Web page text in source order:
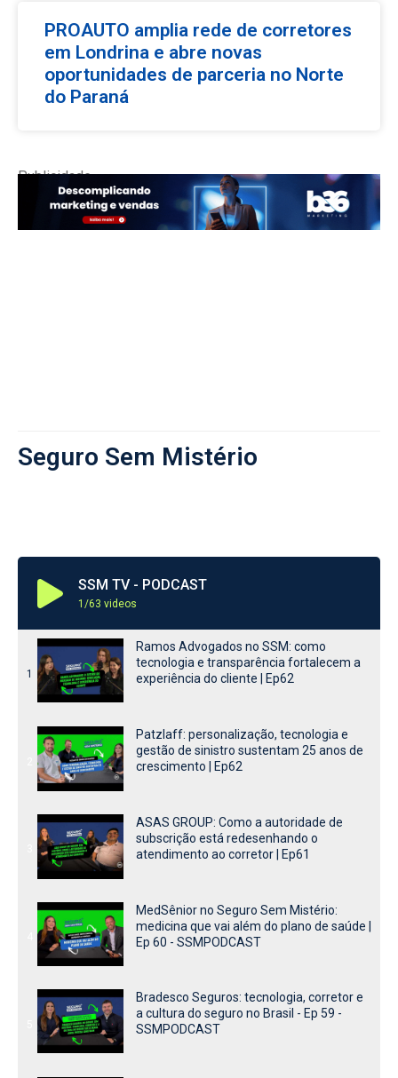
PROAUTO amplia rede de corretores
em Londrina e abre novas
oportunidades de parceria no Norte
do Paraná
Publicidade
Seguro Sem Mistério
SSM TV - PODCAST
1 /63 videos
1
Ramos Advogados no SSM: como
tecnologia e transparência fortalecem a
experiência do cliente | Ep62
Patzlaff: personalização, tecnologia e
gestão de sinistro sustentam 25 anos de
crescimento | Ep62
ASAS GROUP: Como a autoridade de
subscrição está redesenhando o
atendimento ao corretor | Ep61
MedSênior no Seguro Sem Mistério:
medicina que vai além do plano de saúde |
Ep 60 - SSMPODCAST
Bradesco Seguros: tecnologia, corretor e
a cultura do seguro no Brasil - Ep 59 -
SSMPODCAST